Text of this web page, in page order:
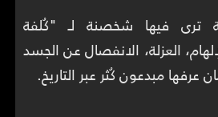
ترى فيها شخصنة لـ "كُلفة
العزلة، الانفصال عن الجسد
عرفها مبدعون كُثر عبر التاريخ.